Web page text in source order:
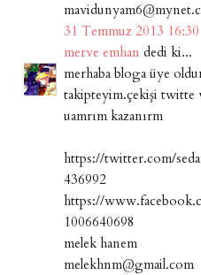
31 Temmuz 2013 16:30
merve emhan dedi ki...
merhaba bloga üye
takipteyim.çekişi twitte
uamrım kazanırm
https://twitter.com/
436992
https://
1006640698
melek hanem
melekhnm@gmail.com